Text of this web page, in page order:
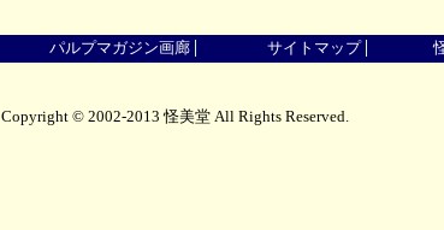
パルプマガジン画廊 サイトマップ
Copyright © 2002-2013 怪美堂 All Rights Reserved.